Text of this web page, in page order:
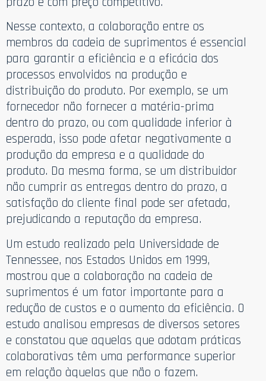
Nesse contexto, a colaboração entre os
membros da cadeia de suprimentos é essencial
para garantir a eficiência e a eficácia dos
processos envolvidos na produção e
distribuição do produto. Por exemplo, se um
fornecedor não fornecer a matéria-prima
dentro do prazo, ou com qualidade inferior à
esperada, isso pode afetar negativamente a
produção da empresa e a qualidade do
produto. Da mesma forma, se um distribuidor
não cumprir as entregas dentro do prazo, a
satisfação do cliente final pode ser afetada,
prejudicando a reputação da empresa.
Um estudo realizado pela Universidade de
Tennessee, nos Estados Unidos em 1999,
mostrou que a colaboração na cadeia de
suprimentos é um fator importante para a
redução de custos e o aumento da eficiência. O
estudo analisou empresas de diversos setores
e constatou que aquelas que adotam práticas
colaborativas têm uma performance superior
em relação àquelas que não o fazem.